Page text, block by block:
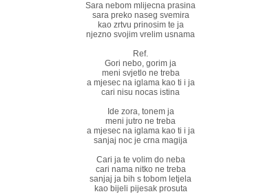
Sara nebom mlijecna prasina
sara preko naseg svemira
kao zrtvu prinosim te ja
njezno svojim vrelim usnama
Ref.
Gori nebo, gorim ja
meni svjetlo ne treba
a mjesec na iglama kao ti i ja
cari nisu nocas istina
Ide zora, tonem ja
meni jutro ne treba
a mjesec na iglama kao ti i ja
sanjaj noc je crna magija
Cari ja te volim do neba
cari nama nitko ne treba
sanjaj ja bih s tobom letjela
kao bijeli pijesak prosuta